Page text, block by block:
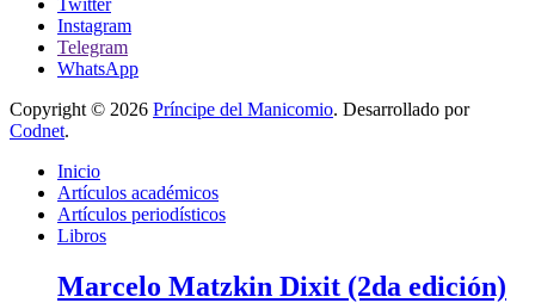
Twitter
Instagram
Telegram
WhatsApp
Copyright © 2026 Príncipe del Manicomio. Desarrollado por
Codnet.
Inicio
Artículos académicos
Artículos periodísticos
Libros
Marcelo Matzkin Dixit (2da edición)